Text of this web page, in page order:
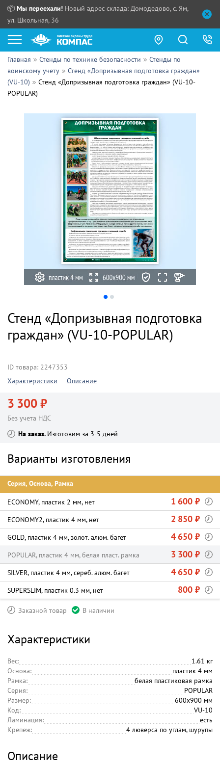
📦 Мы переехали! Новый адрес склада: Домодедово, с. Ям,
ул. Школьная, 36
Как купить?
Прайс-листы
Выдача продукции:
Главная Стенды по технике безопасности
Стенды по
воинскому учету
Стенд «Допризывная подготовка граждан»
(VU-10)
Стенд «Допризывная подготовка граждан» (VU-10-
POPULAR)
Стенд «Допризывная подготовка
граждан» (VU-10-POPULAR)
ID товара: 2247353
Характеристики
Описание
3 300 ₽
Без учета НДС
На заказ Изготовим за 3-5 дней
Варианты изготовления
Серия, Основа, Рамка
ECONOMY, пластик 2 мм, нет 1 600 ₽
ECONOMY2, пластик 4 мм, нет 2 850 ₽
GOLD, пластик 4 мм, золот. алюм. багет 4 650 ₽
POPULAR, пластик 4 мм, белая пласт. рамка 3 300 ₽
SILVER, пластик 4 мм, сереб. алюм. багет 4 650 ₽
SUPERSLIM, пластик 0.3 мм, нет 800 ₽
Заказной товар В наличии
Характеристики
Вес:
1.61 кг
Основа:
пластик 4 мм
Рамка:
белая пластиковая рамка
Серия:
POPULAR
Размер:
600х900 мм
Код:
VU-10
Ламинация:
есть
Крепеж:
4 люверса по углам, шурупы
Описание